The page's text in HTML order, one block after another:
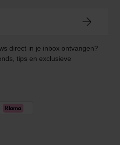
direct in je inbox ontvangen?
tips en exclusieve